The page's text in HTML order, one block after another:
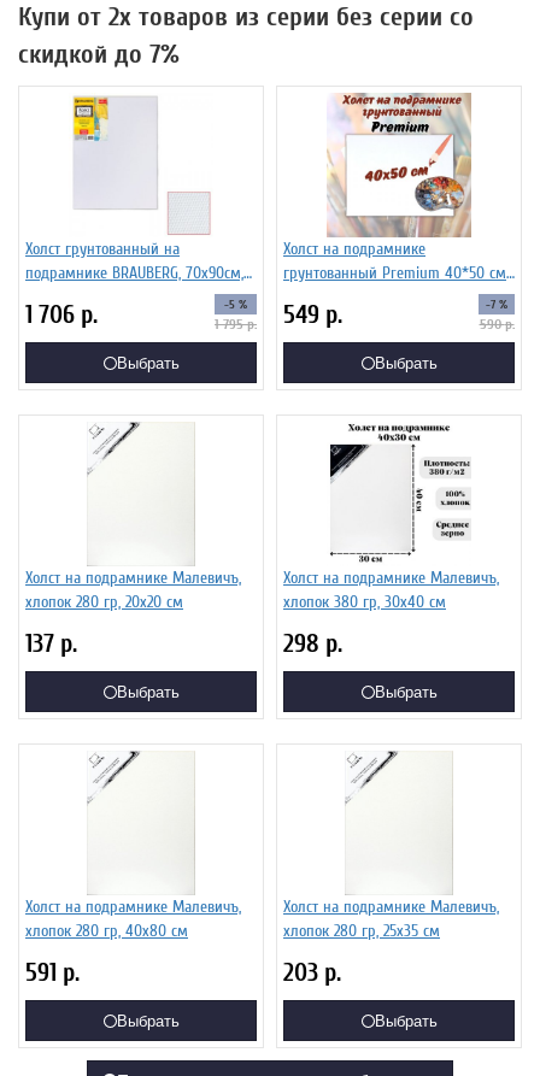
Купи от 2х товаров из серии без серии со
скидкой до 7%
Холст грунтованный на
подрамнике BRAUBERG, 70х90см,
100% хлопок, крупное зерно 191026
1 706 р. -5 %
1 795р.
Выбрать
Холст на подрамнике
грунтованный Premium 40*50 см
549 р. -7 %
590р.
Выбрать
Холст на подрамнике Малевичъ,
хлопок 280 гр, 20х20 см
137 р.
Выбрать
Холст на подрамнике Малевичъ,
хлопок 380 гр, 30x40 см
298 р.
Выбрать
Холст на подрамнике Малевичъ,
хлопок 280 гр, 40х80 см
591 р.
Выбрать
Холст на подрамнике Малевичъ,
хлопок 280 гр, 25х35 см
203 р.
Выбрать